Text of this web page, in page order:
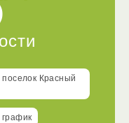
Красный
график